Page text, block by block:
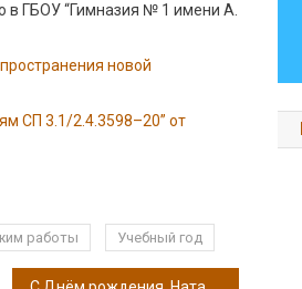
в ГБОУ “Гимназия № 1 имени А.
новой
СП 3.1/2.4.3598–20” от
работы Учебный год